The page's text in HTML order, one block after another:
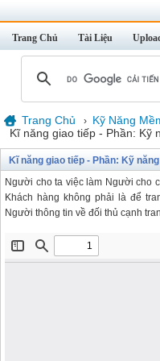
Trang Chủ Tài Liệu
Trang Chủ › Kỹ Năng
Kĩ năng giao tiếp - Phần: Kỹ
Kĩ năng giao tiếp - Phần: Kỹ
Người cho ta việc làm Người cho
Khách hàng không phải là để
Người thông tin về đối thủ cạnh